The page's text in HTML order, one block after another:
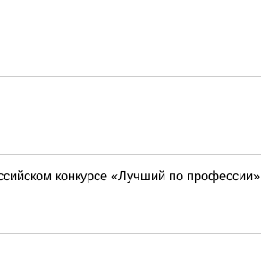
конкурсе «Лучший по профессии»